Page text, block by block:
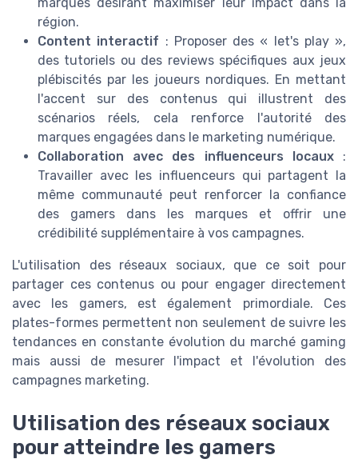
région.
Content interactif : Proposer des « let's play »,
des tutoriels ou des reviews spécifiques aux jeux
plébiscités par les joueurs nordiques. En mettant
l'accent sur des contenus qui illustrent des
scénarios réels, cela renforce l'autorité des
marques engagées dans le marketing numérique.
Collaboration avec des influenceurs locaux:
Travailler avec les influenceurs qui partagent la
même communauté peut renforcer la confiance
des gamers dans les marques et offrir une
crédibilité supplémentaire à vos campagnes.
L'utilisation des réseaux sociaux, que ce soit pour
partager ces contenus ou pour engager directement
avec les gamers, est également primordiale. Ces
plates-formes permettent non seulement de suivre les
tendances en constante évolution du marché gaming
mais aussi de mesurer l'impact et l'évolution des
campagnes marketing.
Utilisation des réseaux sociaux
pour atteindre les gamers